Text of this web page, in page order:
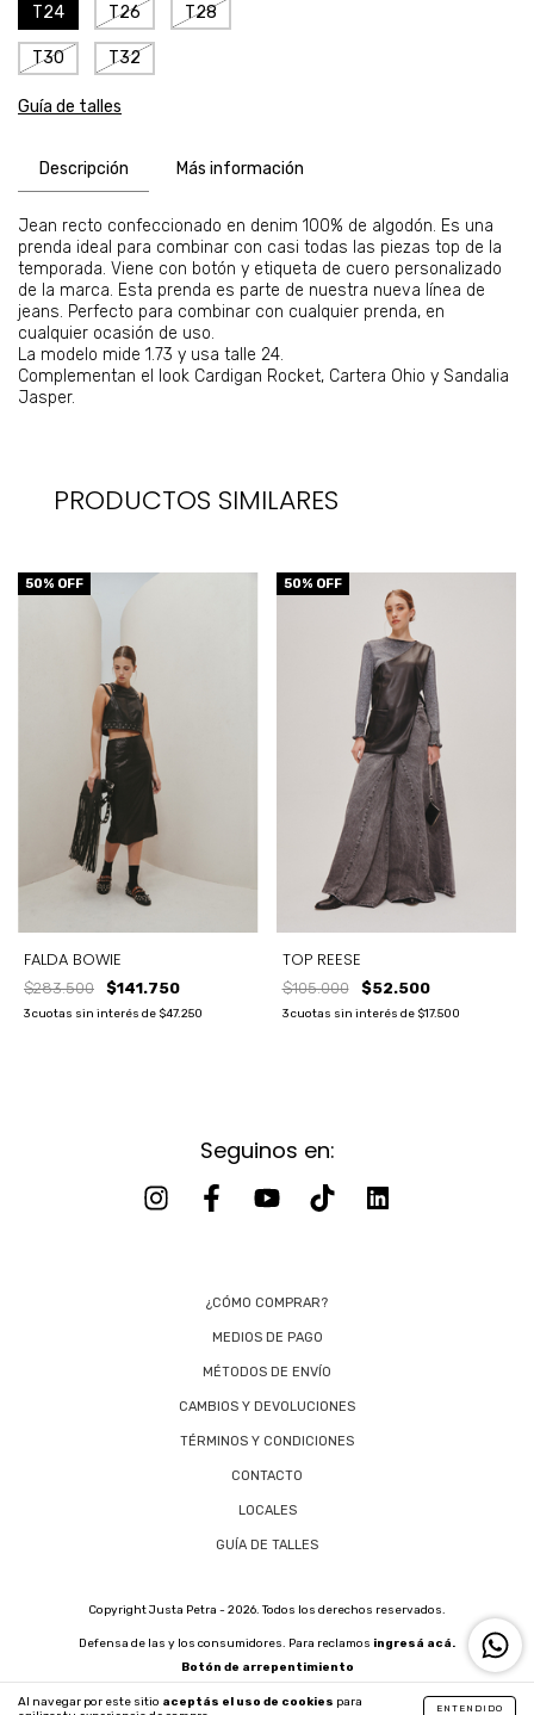
Al navegar por este sitio aceptás el uso de cookies para
ENTENDIDO
T24 T26 T28
T30 T32
Guía de talles
Descripción Más información
Jean recto confeccionado en denim 100% de algodón. Es una
prenda ideal para combinar con casi todas las piezas top de la
temporada. Viene con botón y etiqueta de cuero personalizado
de la marca. Esta prenda es parte de nuestra nueva línea de
jeans. Perfecto para combinar con cualquier prenda, en
cualquier ocasión de uso.
La modelo mide 1.73 y usa talle 24.
Complementan el look Cardigan Rocket, Cartera Ohio y Sandalia
Jasper.
PRODUCTOS SIMILARES
50% OFF
FALDA BOWIE
$283.500 $141.750
3cuotas sin interés de $47.250
50% OFF
TOP REESE
$105.000 $52.500
3 cuotas sin interés de $17.500
Seguinos en:
¿CÓMO COMPRAR?
MEDIOS DE PAGO
MÉTODOS DE ENVÍO
CAMBIOS Y DEVOLUCIONES
TÉRMINOS Y CONDICIONES
CONTACTO
LOCALES
GUÍA DE TALLES
Copyright Justa Petra - 2026. Todos los derechos reservados.
Defensa de las y los consumidores. Para reclamos ingresá acá.
Botón de arrepentimiento